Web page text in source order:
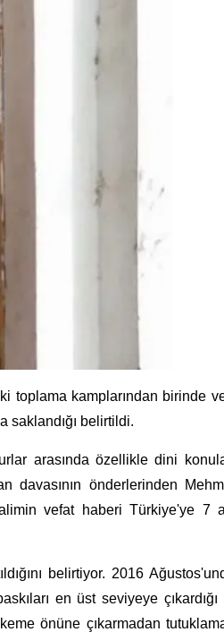
toplama kamplarından birinde
saklandığı belirtildi.
arasında özellikle dini
davasının önderlerinden
vefat haberi Türkiye'ye 7
belirtiyor. 2016
en üst seviyeye çıkardığı
önüne çıkarmadan